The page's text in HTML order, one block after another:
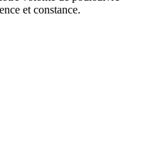
et constance.